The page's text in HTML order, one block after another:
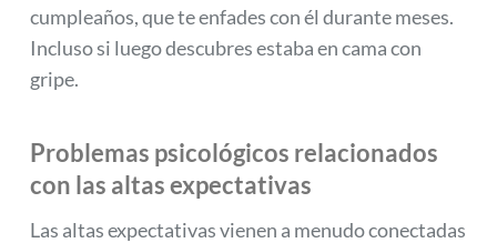
cumpleaños, que te enfades con él durante meses.
Incluso si luego descubres estaba en cama con
gripe.
Problemas psicológicos relacionados
con las altas expectativas
Las altas expectativas vienen a menudo conectadas